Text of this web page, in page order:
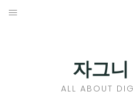
Skip
자그
ALL ABOUT